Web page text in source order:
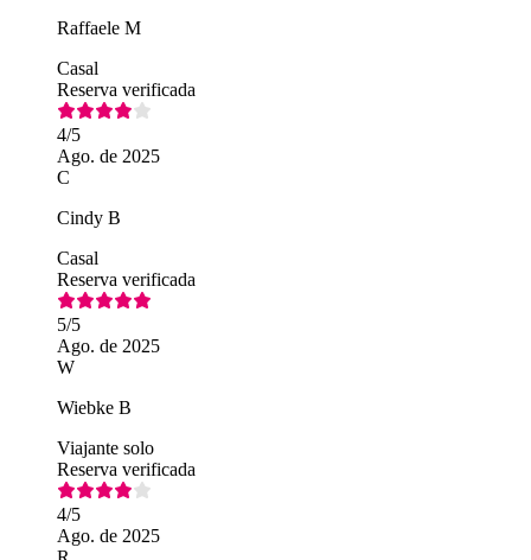
Raffaele M
Casal
Reserva verificada
4/5
Ago. de 2025
C
Cindy B
Casal
Reserva verificada
5/5
Ago. de 2025
W
Wiebke B
Viajante solo
Reserva verificada
4/5
Ago. de 2025